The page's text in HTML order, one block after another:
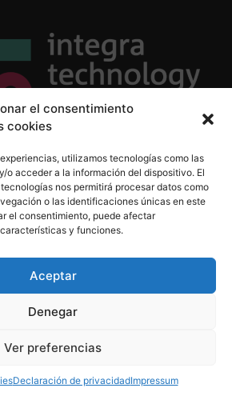
el consentimiento
cookies
utilizamos tecnologías como las
o acceder a la información del dispositivo. El
nos permitirá procesar datos como
o las identificaciones únicas en este
el consentimiento, puede afectar
y funciones.
Aceptar
Denegar
Ver preferencias
Declaración de privacidadImpressum
de Cookies
Aviso Legal
910 607 564
derechos reservados